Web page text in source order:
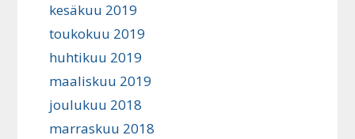
kesäkuu 2019
toukokuu 2019
huhtikuu 2019
maaliskuu 2019
joulukuu 2018
marraskuu 2018